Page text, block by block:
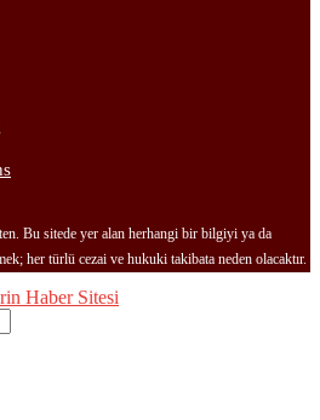
Bu sitede yer alan herhangi bir bilgiyi ya da
her türlü cezai ve hukuki takibata neden olacaktır.